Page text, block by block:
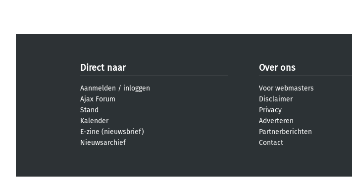
Direct naar
Aanmelden / inloggen
Ajax Forum
Stand
Kalender
E-zine (nieuwsbrief)
Nieuwsarchief
Over ons
Voor webmasters
Disclaimer
Privacy
Adverteren
Partnerberichten
Contact